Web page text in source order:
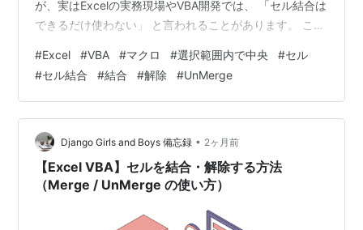
が、実はExcelの実務現場やVBA開発では、 「セル結合は
できるだけ使わない」 と言われることがあります。 この
題が起きるのか 代わりに使われる「選択範囲内で中央」
とは何か を分かりやすく解説します。 セル結合とは？
例えば、 A列 B列 C列 売上報告書 というタイトルを表示
したい場合、 A1:C1 を選択して 「セルを結合して中央揃
え」 を実行できます。 見た目は次のよう…
#Excel #VBA #マクロ #選択範囲内で中央 #セル
#セル結合 #結合 #解除 #UnMerge
Django Girls and Boys 備忘録 • 2ヶ月前
【Excel VBA】セルを結合・解除する方法
（Merge / UnMerge の使い方）